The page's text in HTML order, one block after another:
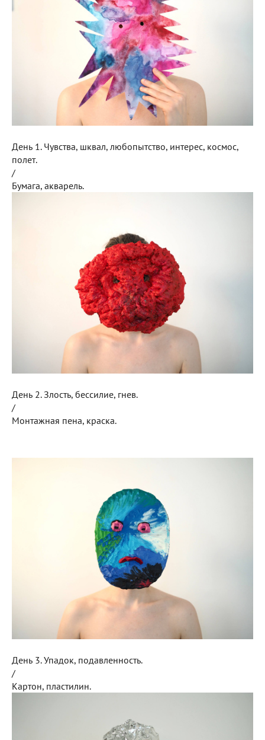
День 1. Чувства, шквал, любопытство, интерес, космос,
полет.
/
Бумага, акварель.
День 2. Злость, бессилие, гнев.
/
Монтажная пена, краска.
День 3. Упадок, подавленность.
/
Картон, пластилин.